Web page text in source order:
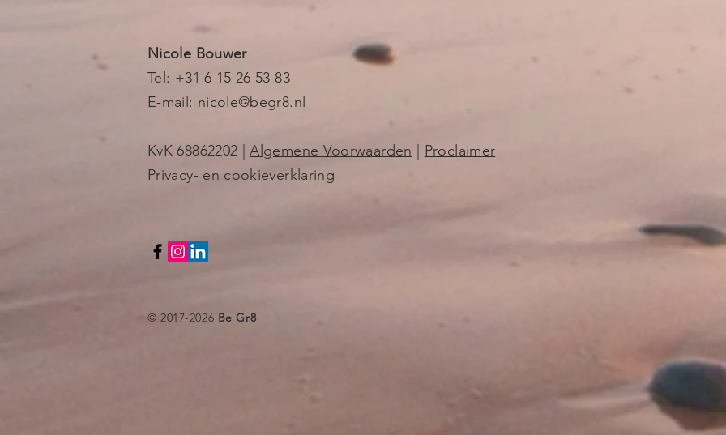
Nicole Bouwer
Tel: +31 6 15 26 53 83
E-mail: nicole@begr8.nl
KvK 68862202 |Algemene Voorwaarden | Proclaimer
Privacy- en cookieverklaring
© 2017-2026 Be Gr8